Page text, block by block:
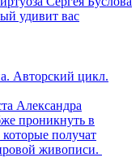
удивит вас
Авторский цикл.
Александра
проникнуть в
получат
живописи.